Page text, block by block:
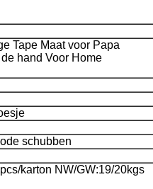
Tape Maat voor Papa
hand Voor Home
schubben
karton NW/GW:19/20kgs